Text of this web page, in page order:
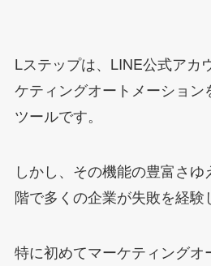
Lステップは、LINE公式アカ
ケティングオートメーション
ツールです。
しかし、その機能の豊富さ
階で多くの企業が失敗を経験
特に初めてマーケティングオ